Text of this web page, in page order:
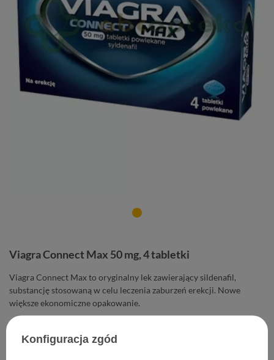
Viagra Connect Max 50 mg, 4 tabletki
Viagra Connect Max to oryginalny lek zawierający sildenafil,
substancję stosowaną w celu leczenia zaburzeń erekcji. Nowe
większe ekonomiczne opakowanie.
49,84 zł
Konfiguracja zgód